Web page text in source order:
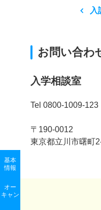
基本
情報
オー
キャン
入
お問い合わ
入学相談室
Tel 0800-1009-123
〒190-0012
東京都立川市曙町